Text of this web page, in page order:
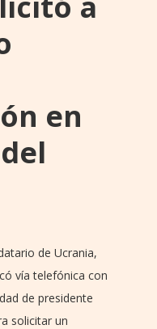
en
de Ucrania,
vía telefónica con
de presidente
solicitar un